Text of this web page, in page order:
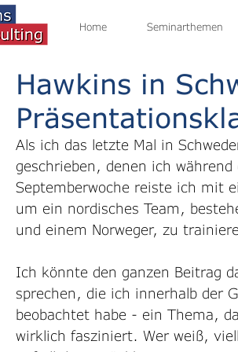
Home Seminarthemen
Home
Hawkins in
Als ich das letzte Mal in
geschrieben, denen ich
Septemberwoche reiste ich mit
um ein nordisches Team,
und einem Norweger, zu
Ich könnte den ganzen Beitrag
sprechen, die ich innerhalb der
beobachtet habe - ein Thema,
wirklich fasziniert. Wer weiß,